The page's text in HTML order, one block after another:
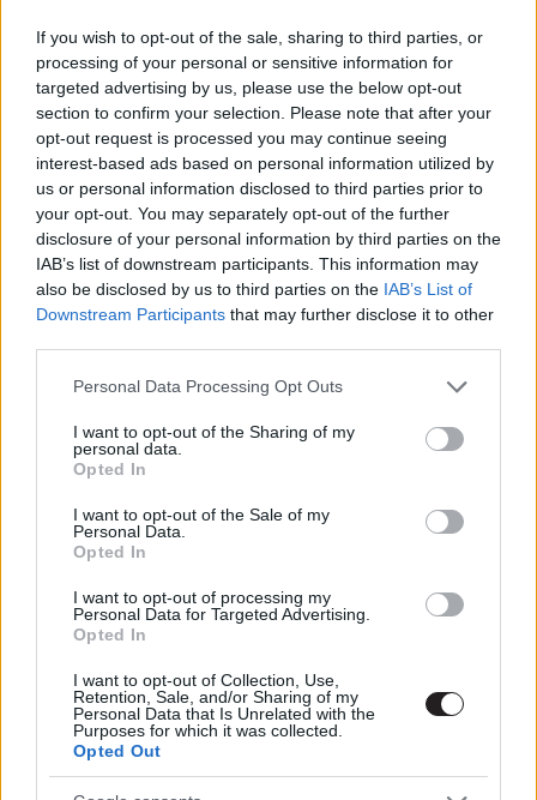
If you wish to opt-out of the sale, sharing to third parties, or
processing of your personal or sensitive information for
targeted advertising by us, please use the below opt-out
section to confirm your selection. Please note that after your
opt-out request is processed you may continue seeing
interest-based ads based on personal information utilized by
us or personal information disclosed to third parties prior to
your opt-out. You may separately opt-out of the further
disclosure of your personal information by third parties on the
IAB’s list of downstream participants. This information may
also be disclosed by us to third parties on the IAB’s List of
Downstream Participants that may further disclose it to other
Please note that this website/app uses one or more Google
not limited to your visit or usage behaviour. You may click to
grant or deny consent to Google and its third-party tags to
use your data for below specified purposes in below Google
consent section.
Personal Data Processing Opt Outs
I want to opt-out of the Sharing of my
personal data.
Opted In
I want to opt-out of the Sale of my
Personal Data.
Opted In
I want to opt-out of processing my
Personal Data for Targeted Advertising.
Opted In
I want to opt-out of Collection, Use,
Retention, Sale, and/or Sharing of my
Personal Data that Is Unrelated with the
Purposes for which it was collected.
Opted Out
KVÍZ: mennyire ismered az Alien-
filmeket?
Hír| 2024.05.23 14:01
Alien (1979) - PuliCast
Filmklasszikusok
Hír| 2024.05.22 14:00
10 érdekesség A nyolcadik utas: a
Halál kapcsán
Hír| 2024.05.20 18:00
Ravasz trükkel verte át James
Cameron Sigourney Weavert,
hogy szerepeljen az Aliensben
gsplus.hu | 2022.11.26 13:33
Hír | 2020.06.19 14:30
A nyolcadik utas: a Halál - egy
alkalommal újra moziba kerül
Alien: Covenant - a szinkronos
trailer sem kevésbé ijesztő